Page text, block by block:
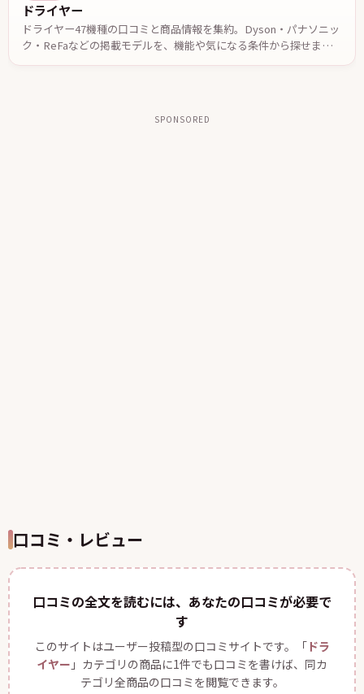
ドライヤー
ドライヤー47機種の口コミと商品情報を集約。Dyson・パナソニッ
ク・ReFaなどの掲載モデルを、機能や気になる条件から探せます。
投稿された口コミやメーカー公表情報を参考に、自分に合う一台を
SPONSORED
口コミ・レビュー
口コミの全文を読むには、あなたの口コミが必要で
す
このサイトはユーザー投稿型の口コミサイトです。「ドラ
イヤー 」カテゴリの商品に1件でも口コミを書けば、同カ
テゴリ全商品の口コミを閲覧できます。